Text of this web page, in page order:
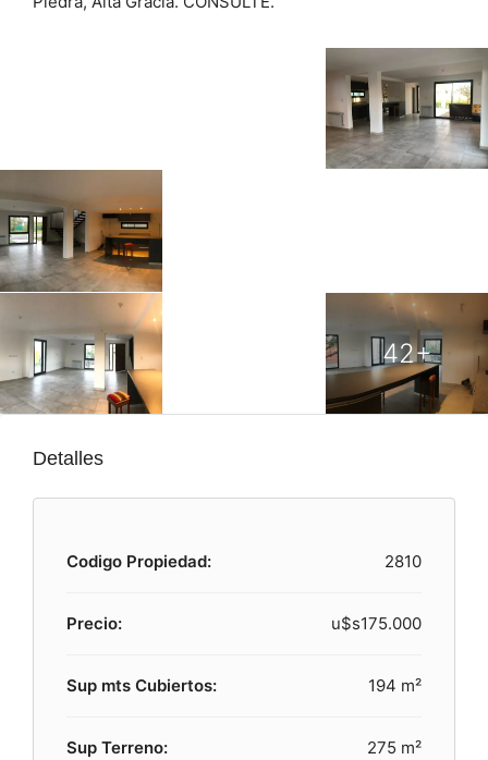
42+
Detalles
Codigo Propiedad: 2810
Precio: u$s175.000
Sup mts Cubiertos: 194 m²
Sup Terreno: 275 m²